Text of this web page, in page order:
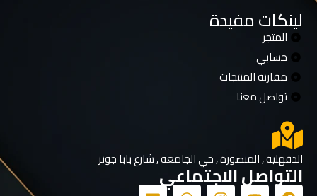
لينكات مفيدة
المتجر
حسابي
مقارنة المنتجات
تواصل معنا
الدقهلية , المنصورة , حي الجامعه , شارع بابا جونز
التواصل الاجتماعي